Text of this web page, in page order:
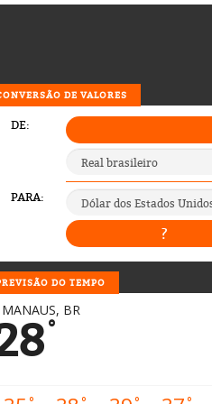
DE VALORES
DO TEMPO
MANAUS, BR
°